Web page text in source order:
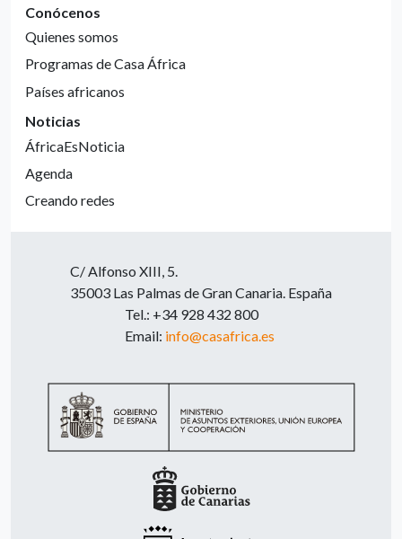
Conócenos
Quienes somos
Programas de Casa África
Países africanos
Noticias
ÁfricaEsNoticia
Agenda
Creando redes
C/ Alfonso XIII, 5.
35003 Las Palmas de Gran Canaria. España
Tel.: +34 928 432 800
Email: info@casafrica.es